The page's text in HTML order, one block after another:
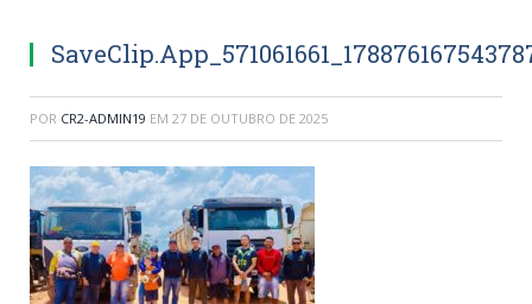
POR CR2-ADMIN19 EM 27 DE OUTUBRO DE 2025